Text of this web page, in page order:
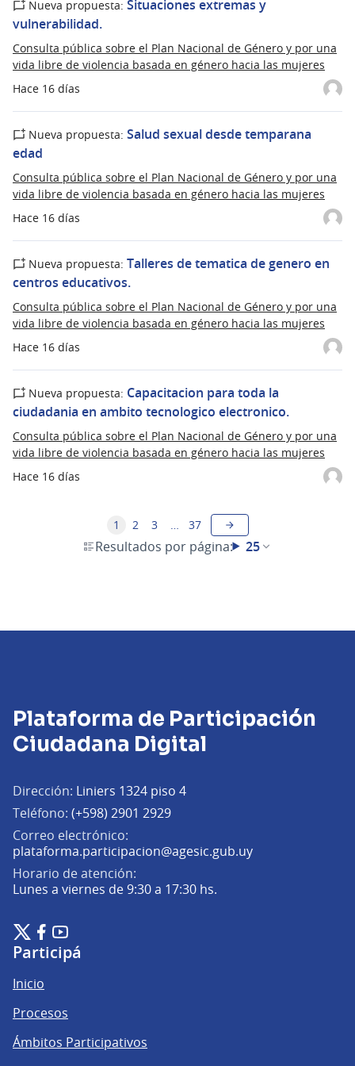
Hace 16 días
Nueva propuesta: Situaciones extremas y
vulnerabilidad.
Consulta pública sobre el Plan Nacional de Género y por una
vida libre de violencia basada en género hacia las mujeres
Hace 16 días
Nueva propuesta: Salud sexual desde temparana
edad
Consulta pública sobre el Plan Nacional de Género y por una
vida libre de violencia basada en género hacia las mujeres
Hace 16 días
Nueva propuesta: Talleres de tematica de genero en
centros educativos.
Consulta pública sobre el Plan Nacional de Género y por una
vida libre de violencia basada en género hacia las mujeres
Hace 16 días
Nueva propuesta: Capacitacion para toda la
ciudadania en ambito tecnologico electronico.
Consulta pública sobre el Plan Nacional de Género y por una
vida libre de violencia basada en género hacia las mujeres
Resultados por página: 25
1 2 3 37
Plataforma de Participación
Ciudadana Digital
Dirección: Liniers 1324 piso 4
Teléfono: (+598) 2901 2929
Correo electrónico:
plataforma.participacion@agesic.gub.uy(Abrir en una
Horario de atención:
Lunes a viernes de 9:30 a 17:30 hs.
Plataforma de Participación Ciudadana Digital en X
(Enlace externo)
Plataforma de Participación Ciudadana Digital en Facebook
(Enlace externo)
Plataforma de Participación Ciudadana Digital en
(Enlace externo)
Participá
Inicio
Procesos
Ámbitos Participativos